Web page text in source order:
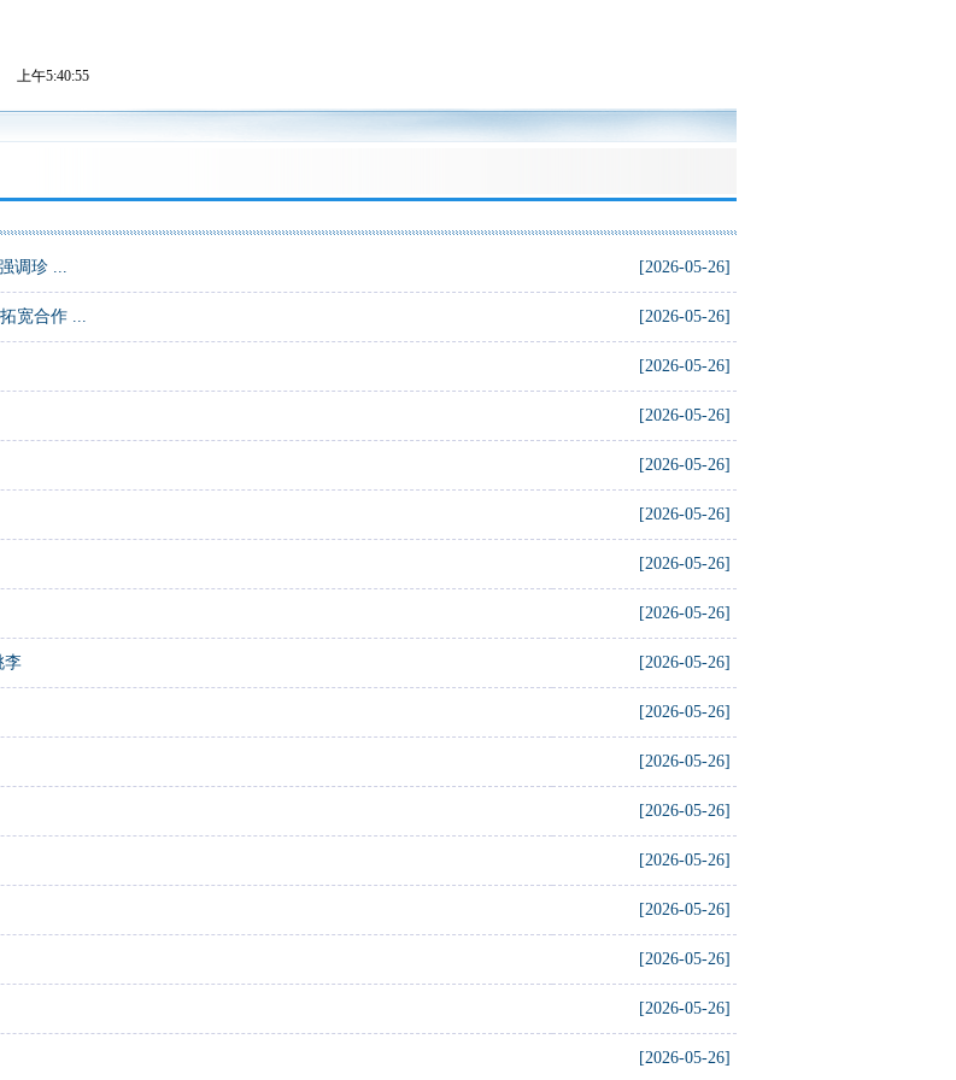
调珍 ... [2026-05-26]
宽合作 ... [2026-05-26]
[2026-05-26]
[2026-05-26]
[2026-05-26]
[2026-05-26]
[2026-05-26]
[2026-05-26]
李 [2026-05-26]
[2026-05-26]
[2026-05-26]
[2026-05-26]
[2026-05-26]
[2026-05-26]
[2026-05-26]
[2026-05-26]
[2026-05-26]